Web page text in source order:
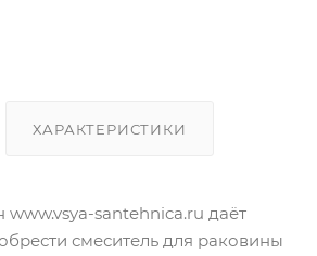
ХАРАКТЕРИСТИКИ
www.vsya-santehnica.ru даёт
смеситель для раковины